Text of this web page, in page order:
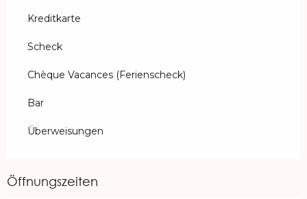
Kreditkarte
Scheck
Chèque Vacances (Ferienscheck)
Bar
Überweisungen
Öffnungszeiten